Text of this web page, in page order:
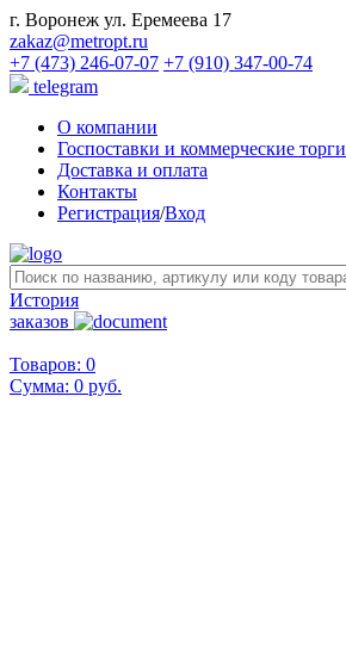
г. Воронеж ул. Еремеева 17
zakaz@metropt.ru
+7 (473) 246-07-07 +7 (910) 347-00-74
telegram
О компании
Госпоставки и коммерческие торги
Доставка и оплата
Контакты
Регистрация/Вход
История
заказов
Товаров: 0
Сумма: 0 руб.